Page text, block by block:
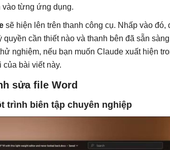
vào từng ứng dụng.
sẽ hiện lên trên thanh công cụ. Nhấp vào
quyền cần thiết nào và thanh bên đã sẵn
nghiệm, nếu bạn muốn Claude xuất hiện
của bài viết này.
sửa file Word
trình biên tập chuyên nghiệp